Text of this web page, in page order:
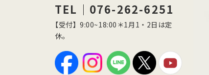
TEL｜076-262-6251
【受付】9:00~18:00＊1月1・2日は定
休。